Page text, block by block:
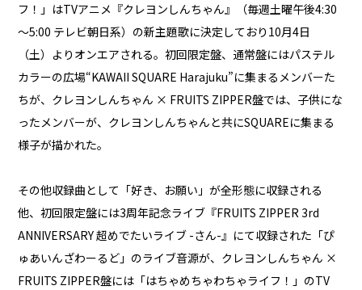
フ！」はTVアニメ『クレヨンしんちゃん』（毎週土曜午後4:30
～5:00 テレビ朝日系）の新主題歌に決定しており10月4日
（土）よりオンエアされる。初回限定盤、通常盤にはパステル
カラーの広場“KAWAII SQUARE Harajuku”に集まるメンバーた
ちが、クレヨンしんちゃん × FRUITS ZIPPER盤では、子供にな
ったメンバーが、クレヨンしんちゃんと共にSQUAREに集まる
様子が描かれた。
その他収録曲として「好き、お願い」が全形態に収録される
他、初回限定盤には3周年記念ライブ『FRUITS ZIPPER 3rd
ANNIVERSARY 超めでたいライブ -さん-』にて収録された「ぴ
ゅあいんざわーるど」のライブ音源が、クレヨンしんちゃん ×
FRUITS ZIPPER盤には「はちゃめちゃわちゃライフ！」のTV